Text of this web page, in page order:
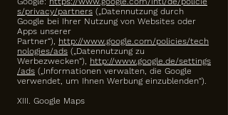
s/privacy/partners („Datennutzung durch
Google bei Ihrer Nutzung von Websites oder
Apps unserer
Partner“), http://www.google.com/policies/tech
nologies/ads („Datennutzung zu
Werbezwecken“), http://www.google.de/settings
/ads („Informationen verwalten, die Google
verwendet, um Ihnen Werbung einzublenden“).
XIII. Google Maps